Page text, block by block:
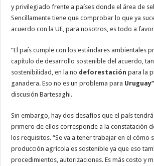
y privilegiado frente a países donde el área de
Sencillamente tiene que comprobar lo que ya
acuerdo con la UE, para nosotros, es todo a
“El país cumple con los estándares ambientales
capítulo de desarrollo sostenible del acuerdo,
sostenibilidad, en la no deforestación para la
ganadera. Eso no es un problema para Uruguay”,
discusión Bartesaghi.
Sin embargo, hay dos desafíos que el país
primero de ellos corresponde a la constatación
los requisitos. “Se va a tener trabajar en el cómo
producción agrícola es sostenible ya que eso
procedimientos, autorizaciones. Es más costo y